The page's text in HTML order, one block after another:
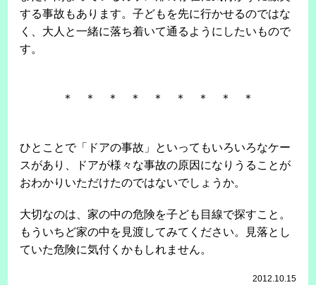
する事故もあります。子どもを先に行かせるのではな
く、大人と一緒に落ち着いて通るようにしたいもので
す。
＊ ＊ ＊ ＊ ＊ ＊ ＊ ＊ ＊
ひとことで「ドアの事故」といってもいろいろなケー
スがあり、ドアが様々な事故の原因になりうることが
おわかりいただけたのではないでしょうか。
大切なのは、家の中の危険を子ども目線で探すこと。
もういちど家の中を見渡してみてください。見落とし
ていた危険に気付くかもしれません。
2012.10.15